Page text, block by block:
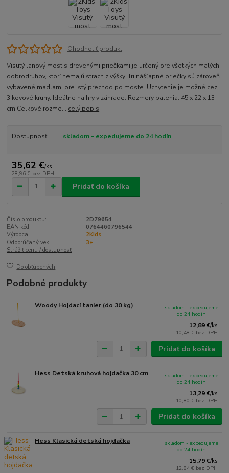
Ohodnotiť produkt
Visutý lanový most s drevenými priečkami je určený pre všetkých malých
dobrodruhov, ktorí nemajú strach z výšky. Tri nášľapné priečky sú zároveň
vybavené madlami pre istý prechod po moste. Uchytenie je možné cez
3 kovové kruhy. Ideálne na hry v záhrade. Rozmery balenia: 45 x 22 x 13
cm Celkové rozme... celý popis
Dostupnosť skladom - expedujeme do 24 hodín
35,62 €/ks
28,96 € bez DPH
Pridať do košíka
Číslo produktu:
2D79654
EAN kód:
0764460796544
Výrobca:
2Kids
Odporúčaný vek:
3+
Strážiť cenu / dostupnosť
Do obľúbených
Podobné produkty
Woody Hojdací tanier (do 30 kg)
12,89 €/ks
10,48 € bez DPH
skladom - expedujeme
do 24 hodín
Pridať do košíka
Hess Detská kruhová hojdačka 30 cm
13,29 €/ks
10,80 € bez DPH
skladom - expedujeme
do 24 hodín
Pridať do košíka
Hess Klasická detská hojdačka
15,79 €/ks
12,84 € bez DPH
skladom - expedujeme
do 24 hodín